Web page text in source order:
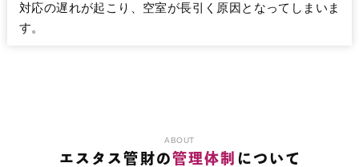
対応の遅れが起こり、空室が長引く原因となってしまいま
す。
ABOUT
エスタス管財の管理体制 について